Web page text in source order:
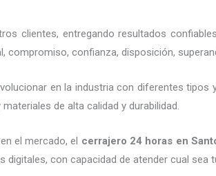
clientes, entregando resultados
confianza, disposición,
en la industria con diferentes tipos
de alta calidad y durabilidad.
el mercado, el cerrajero 24 horas en
con capacidad de atender cual sea